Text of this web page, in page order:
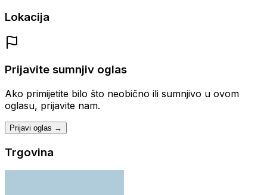
Lokacija
Prijavite sumnjiv oglas
Ako primijetite bilo što neobično ili sumnjivo u ovom
oglasu, prijavite nam.
Prijavi oglas →
Trgovina